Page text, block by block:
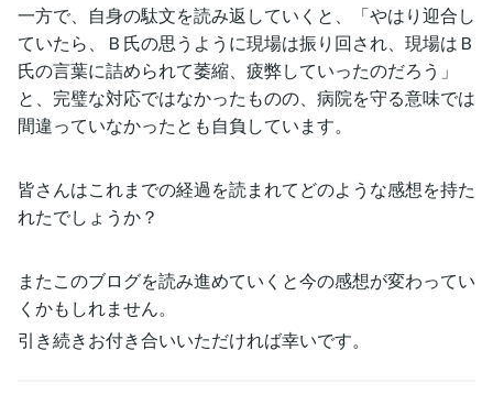
一方で、自身の駄文を読み返していくと、「やはり迎合し
ていたら、Ｂ氏の思うように現場は振り回され、現場はＢ
氏の言葉に詰められて萎縮、疲弊していったのだろう」
と、完璧な対応ではなかったものの、病院を守る意味では
間違っていなかったとも自負しています。
皆さんはこれまでの経過を読まれてどのような感想を持た
れたでしょうか？
またこのブログを読み進めていくと今の感想が変わってい
くかもしれません。
引き続きお付き合いいただければ幸いです。